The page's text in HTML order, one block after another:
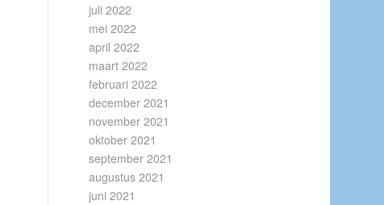
juli 2022
mei 2022
april 2022
maart 2022
februari 2022
december 2021
november 2021
oktober 2021
september 2021
augustus 2021
juni 2021